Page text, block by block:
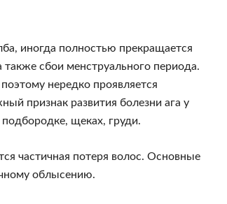
иногда полностью прекращается
сбои менструального периода.
нередко проявляется
признак развития болезни ага у
щеках, груди.
частичная потеря волос. Основные
облысению.